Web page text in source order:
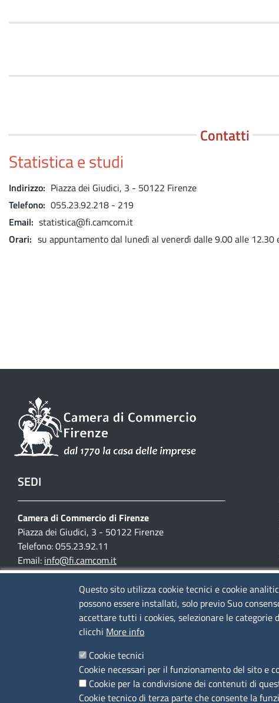
Contatti
Statistica e studi
Indirizzo Piazza dei Giudici, 3 - 50122 Firenze
Telefono 055.23.92.218 - 219
Email statistica@fi.camcom.it
Orari
su appuntamento dal lunedì al venerdì dalle 9.00 alle
SEDI
Camera di Commercio di Firenze
Piazza dei Giudici, 3 - 50122 Firenze
Telefono: 055.23.92.11
Email: info@fi.camcom.it
Posta elettronica certificata:
cciaa.firenze@fi.legalmail.camcom.it
Partita IVA 03097420487
Codice fiscale 80002690487
Accesso riservato
Questo sito utilizza cookie tecnici e cookie
possono essere installati, solo previo Suo
accettare tutti i cookies, selezionare le categorie
clicchi More info
Cookie tecnici
Cookie necessari per il funzionamento del sito e
Cookie per la condivisione dei contenuti di
Cookie tecnico di terza parte che consente la